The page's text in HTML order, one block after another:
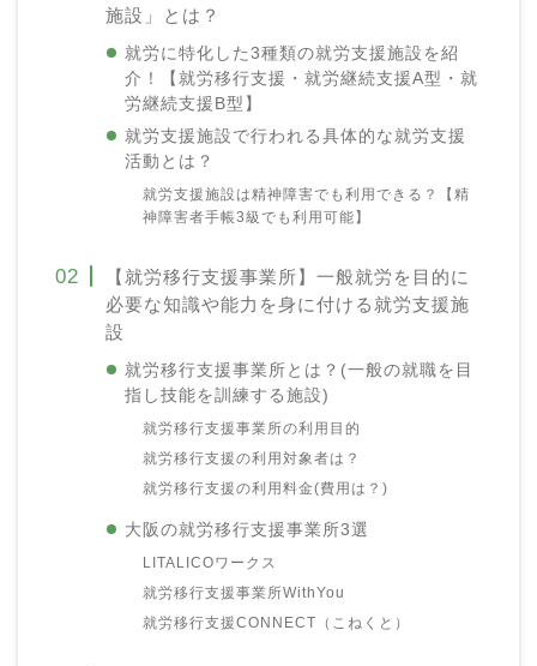
施設」とは？
就労に特化した3種類の就労支援施設を紹
介！【就労移行支援・就労継続支援A型・就
労継続支援B型】
就労支援施設で行われる具体的な就労支援
活動とは？
就労支援施設は精神障害でも利用できる？【精
神障害者手帳3級でも利用可能】
【就労移行支援事業所】一般就労を目的に
必要な知識や能力を身に付ける就労支援施
設
就労移行支援事業所とは？(一般の就職を目
指し技能を訓練する施設)
就労移行支援事業所の利用目的
就労移行支援の利用対象者は？
就労移行支援の利用料金(費用は？)
大阪の就労移行支援事業所3選
LITALICOワークス
就労移行支援事業所WithYou
就労移行支援CONNECT（こねくと）